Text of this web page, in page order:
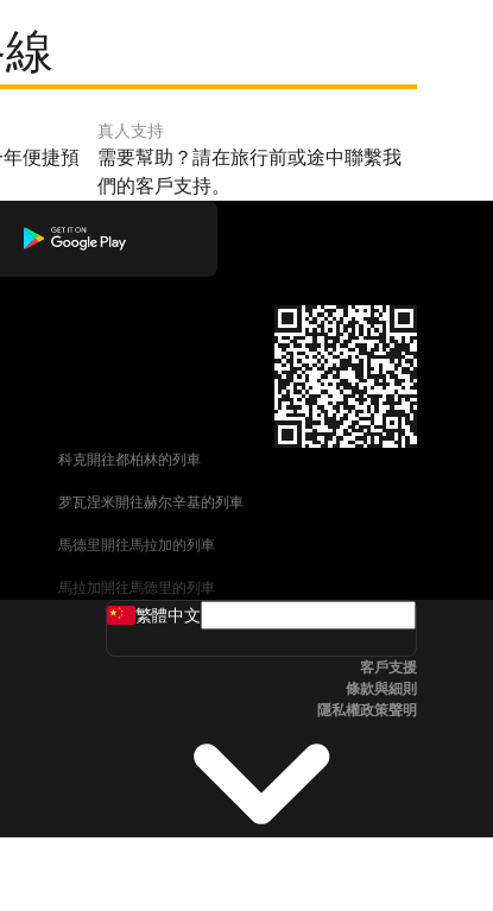
便捷預
真人支持
需要幫助？請在旅行前或途中聯繫我
們的客戶支持。
科克開往都柏林的列車
罗瓦涅米開往赫尔辛基的列車
馬德里開往馬拉加的列車
馬拉加開往馬德里的列車
威尼斯開往佛羅倫斯的列車
斯德哥爾摩開往哥本哈根的列車
中央車站開往卑尔根的列車
繁體中文
客戶支援
條款與細則
隱私權政策聲明